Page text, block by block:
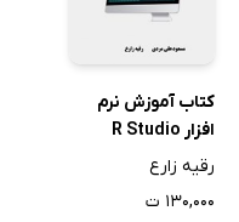
کتاب آموزش نرم
افزار R Studio
رقیه زارع
۱۳۰,۰۰۰ ت